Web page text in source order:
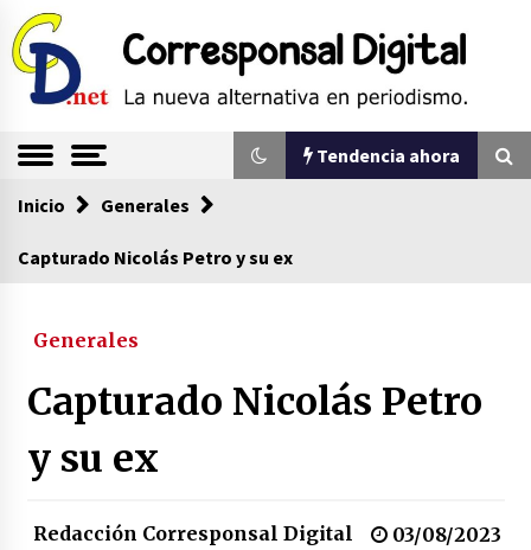
Saltar
al
contenido
Corresponsal
Digital
La nueva alternativa en periodismo
Tendencia ahora
Tendencia ahora
Sin ser abogado del diablo
congreso en Colombia
Inicio Generales
Capturado Nicolás Petro y su ex
Generales
Capturado Nicolás Petro
y su ex
Redacción Corresponsal Digital 03/08/2023